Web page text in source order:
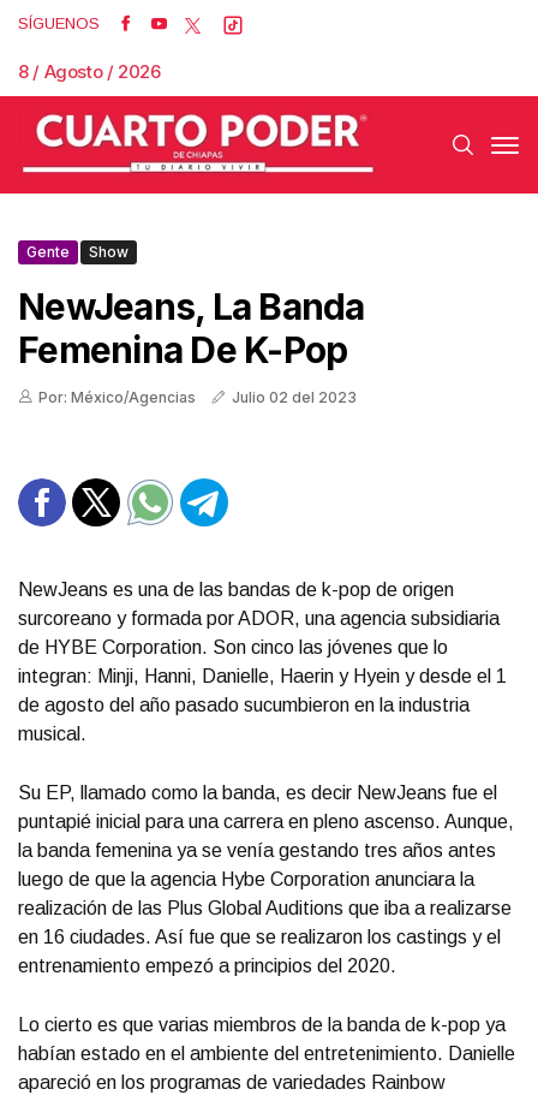
SÍGUENOS
8 / Agosto / 2026
Gente Show
NewJeans, La Banda
Femenina De K-Pop
Por: México/Agencias Julio 02 del 2023
NewJeans es una de las bandas de k-pop de origen
surcoreano y formada por ADOR, una agencia subsidiaria
de HYBE Corporation. Son cinco las jóvenes que lo
integran: Minji, Hanni, Danielle, Haerin y Hyein y desde el 1
de agosto del año pasado sucumbieron en la industria
musical.
Su EP, llamado como la banda, es decir NewJeans fue el
puntapié inicial para una carrera en pleno ascenso. Aunque,
la banda femenina ya se venía gestando tres años antes
luego de que la agencia Hybe Corporation anunciara la
realización de las Plus Global Auditions que iba a realizarse
en 16 ciudades. Así fue que se realizaron los castings y el
entrenamiento empezó a principios del 2020.
Lo cierto es que varias miembros de la banda de k-pop ya
habían estado en el ambiente del entretenimiento. Danielle
apareció en los programas de variedades Rainbow